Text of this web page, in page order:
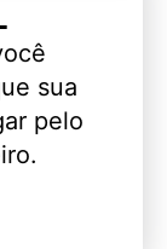
sua
pelo